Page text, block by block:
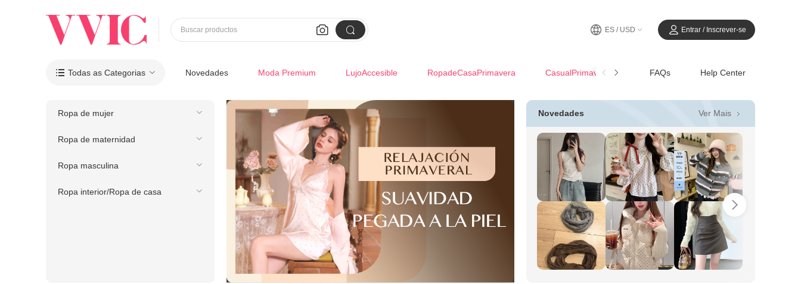
 
Buscar productos ES / USD Entrar / Inscrever-se
 Todas as Categorias Novedades Moda Premium LujoAccesible RopadeCasaPrimavera CasualPrimavera-Verano FAQs Help Center
Ropa de mujer
Ropa de maternidad
Ropa masculina
Ropa interior/Ropa de casa
Novedades Ver Mais 